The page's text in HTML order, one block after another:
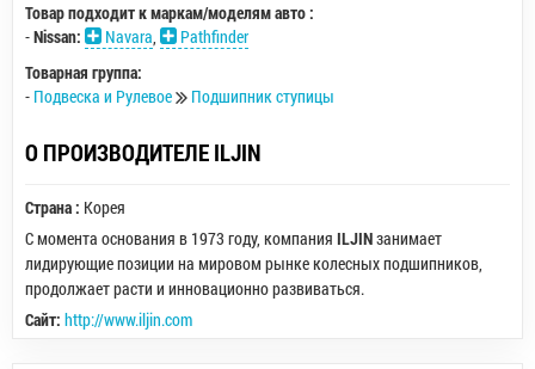
Товар подходит к маркам/моделям авто :
-Nissan: Navara,
Pathfinder
Товарная группа:
- Подвеска и Рулевое Подшипник ступицы
О ПРОИЗВОДИТЕЛЕ ILJIN
Страна : Корея
С момента основания в 1973 году, компания ILJINзанимает
лидирующие позиции на мировом рынке колесных подшипников,
продолжает расти и инновационно развиваться.
Сайт: http://www.iljin.com